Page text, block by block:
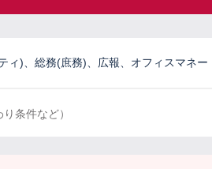
ィ)、総務(庶務)、広報、オフィスマネー
条件など）